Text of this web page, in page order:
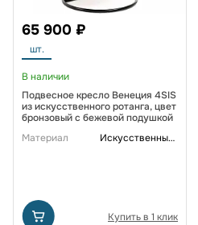
65 900 ₽
шт.
В наличии
Подвесное кресло Венеция 4SIS
из искусственного ротанга, цвет
бронзовый с бежевой подушкой
Материал
Искусственный ротанг
Купить в 1 клик